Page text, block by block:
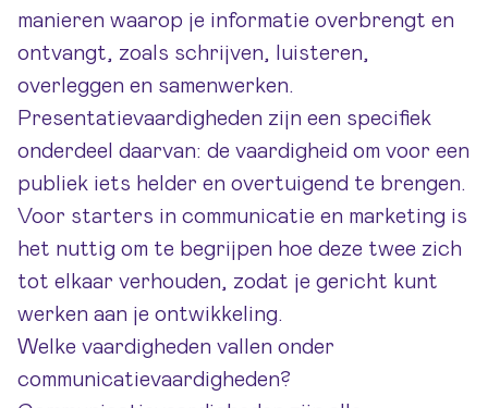
manieren waarop je informatie overbrengt en
ontvangt, zoals schrijven, luisteren,
overleggen en samenwerken.
Presentatievaardigheden zijn een specifiek
onderdeel daarvan: de vaardigheid om voor een
publiek iets helder en overtuigend te brengen.
Voor starters in communicatie en marketing is
het nuttig om te begrijpen hoe deze twee zich
tot elkaar verhouden, zodat je gericht kunt
werken aan je ontwikkeling.
Welke vaardigheden vallen onder
communicatievaardigheden?